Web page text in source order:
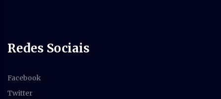
Redes Sociais
Facebook
Twitter